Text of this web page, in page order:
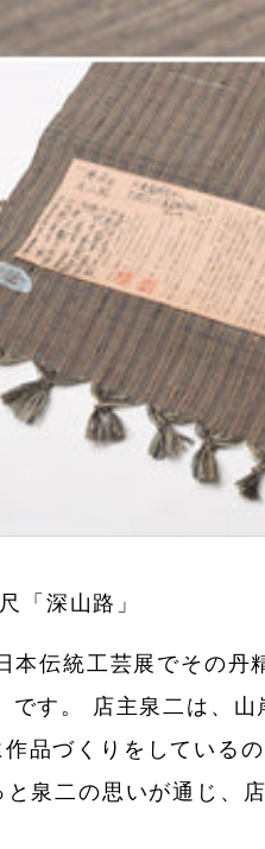
「深山路」
本伝統工芸展でその丹
す。 店主泉二は、山
品づくりをしている
泉二の思いが通じ、